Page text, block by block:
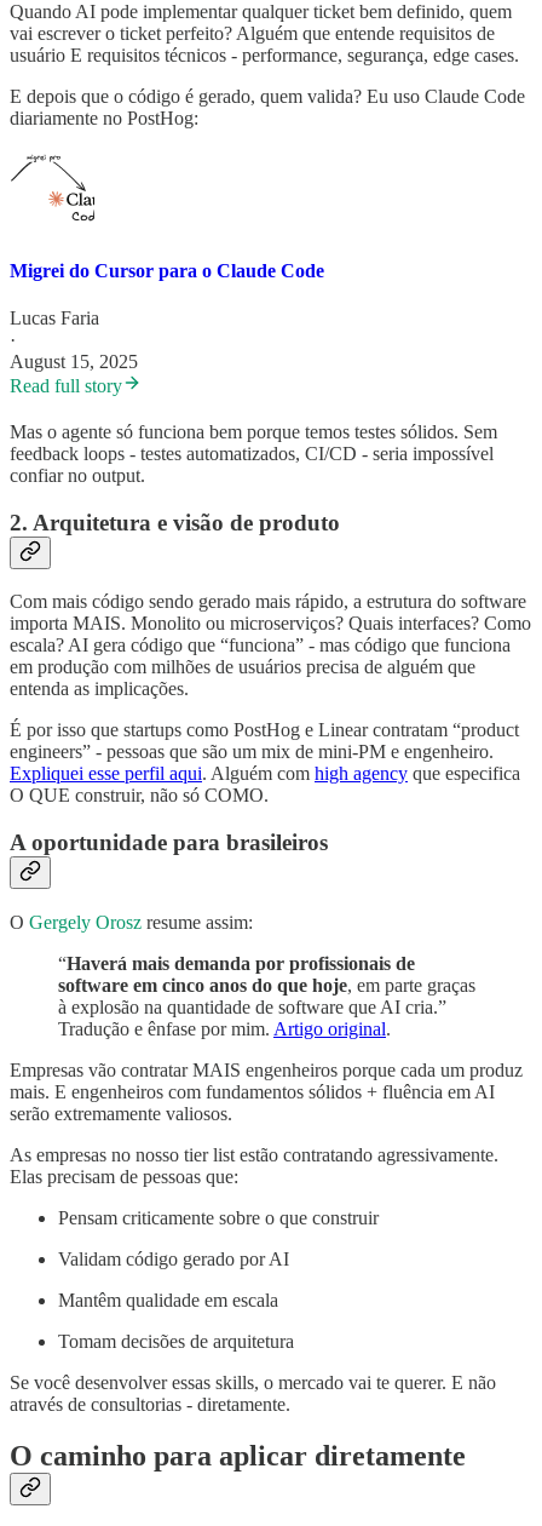
Quando AI pode implementar qualquer ticket bem definido, quem
vai escrever o ticket perfeito? Alguém que entende requisitos de
usuário E requisitos técnicos - performance, segurança, edge cases.
E depois que o código é gerado, quem valida? Eu uso Claude Code
diariamente no PostHog:
Migrei do Cursor para o Claude Code
Lucas Faria
·
August 15, 2025
Read full story
Mas o agente só funciona bem porque temos testes sólidos. Sem
feedback loops - testes automatizados, CI/CD - seria impossível
confiar no output.
2. Arquitetura e visão de produto
Com mais código sendo gerado mais rápido, a estrutura do software
importa MAIS. Monolito ou microserviços? Quais interfaces? Como
escala? AI gera código que “funciona” - mas código que funciona
em produção com milhões de usuários precisa de alguém que
entenda as implicações.
É por isso que startups como PostHog e Linear contratam “product
engineers” - pessoas que são um mix de mini-PM e engenheiro.
Expliquei esse perfil aqui. Alguém com high agency que especifica
O QUE construir, não só COMO.
A oportunidade para brasileiros
O Gergely Orosz resume assim:
“Haverá mais demanda por profissionais de
software em cinco anos do que hoje, em parte graças
à explosão na quantidade de software que AI cria.”
Tradução e ênfase por mim. Artigo original.
Empresas vão contratar MAIS engenheiros porque cada um produz
mais. E engenheiros com fundamentos sólidos + fluência em AI
serão extremamente valiosos.
As empresas no nosso tier list estão contratando agressivamente.
Elas precisam de pessoas que:
Pensam criticamente sobre o que construir
Validam código gerado por AI
Mantêm qualidade em escala
Tomam decisões de arquitetura
Se você desenvolver essas skills, o mercado vai te querer. E não
através de consultorias - diretamente.
O caminho para aplicar diretamente